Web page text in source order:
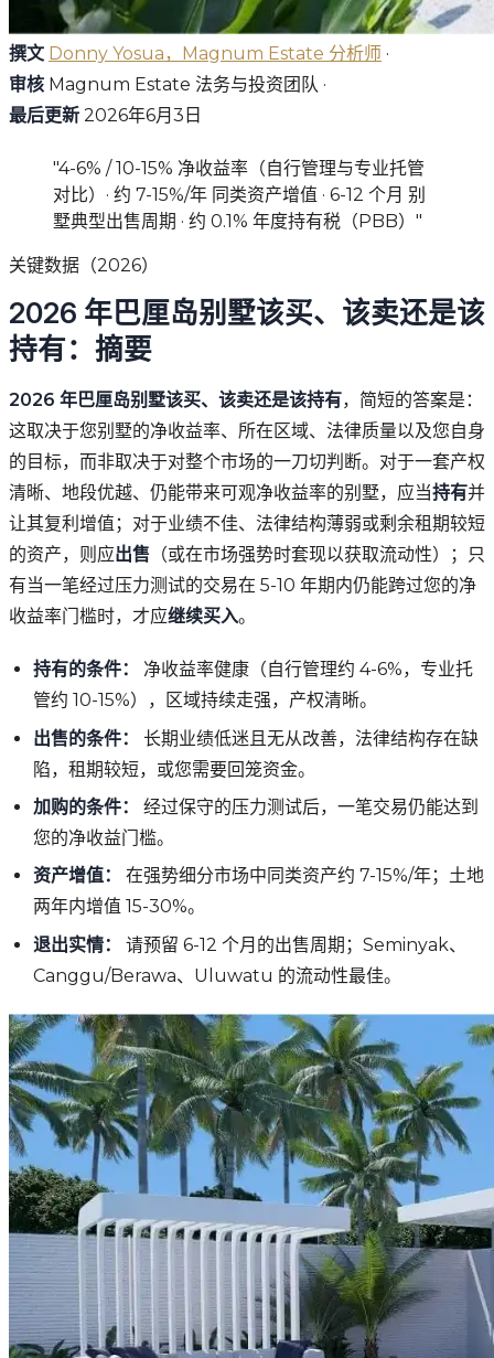
撰文 Donny Yosua，Magnum Estate 分析师 ·
审核 Magnum Estate 法务与投资团队 ·
最后更新 2026年6月3日
"4-6% / 10-15% 净收益率（自行管理与专业托管
对比）· 约 7-15%/年 同类资产增值 · 6-12 个月 别
墅典型出售周期 · 约 0.1% 年度持有税（PBB）"
关键数据（2026）
2026 年巴厘岛别墅该买、该卖还是该
持有：摘要
2026 年巴厘岛别墅该买、该卖还是该持有，简短的答案是：
这取决于您别墅的净收益率、所在区域、法律质量以及您自身
的目标，而非取决于对整个市场的一刀切判断。对于一套产权
清晰、地段优越、仍能带来可观净收益率的别墅，应当持有并
让其复利增值；对于业绩不佳、法律结构薄弱或剩余租期较短
的资产，则应出售 （或在市场强势时套现以获取流动性）；只
有当一笔经过压力测试的交易在 5-10 年期内仍能跨过您的净
收益率门槛时，才应继续买入。
持有的条件：
净收益率健康（自行管理约 4-6%，专业托
管约 10-15%），区域持续走强，产权清晰。
出售的条件：
长期业绩低迷且无从改善，法律结构存在缺
陷，租期较短，或您需要回笼资金。
加购的条件：
经过保守的压力测试后，一笔交易仍能达到
您的净收益门槛。
资产增值：
在强势细分市场中同类资产约 7-15%/年；土地
两年内增值 15-30%。
退出实情：
请预留 6-12 个月的出售周期；Seminyak、
Canggu/Berawa、Uluwatu 的流动性最佳。